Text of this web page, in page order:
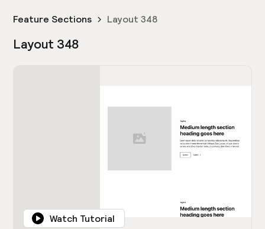
Feature Sections Layout 348
Layout 348
Watch Tutorial